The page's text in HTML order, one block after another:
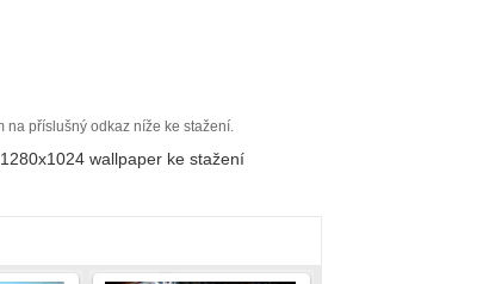
na příslušný odkaz níže ke stažení.
1280x1024 wallpaper ke stažení